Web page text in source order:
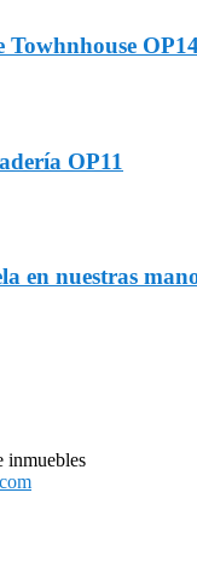
Towhnhouse
OP11
en nuestras
inmuebles